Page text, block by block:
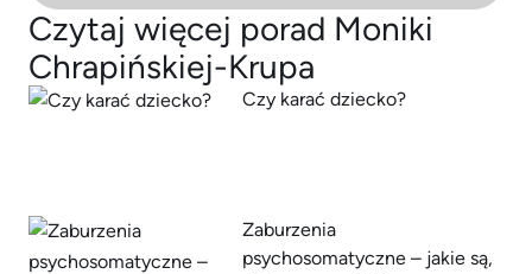
Czytaj więcej porad Moniki
Chrapińskiej-Krupa
Czy karać dziecko?
Zaburzenia
psychosomatyczne – jakie są,